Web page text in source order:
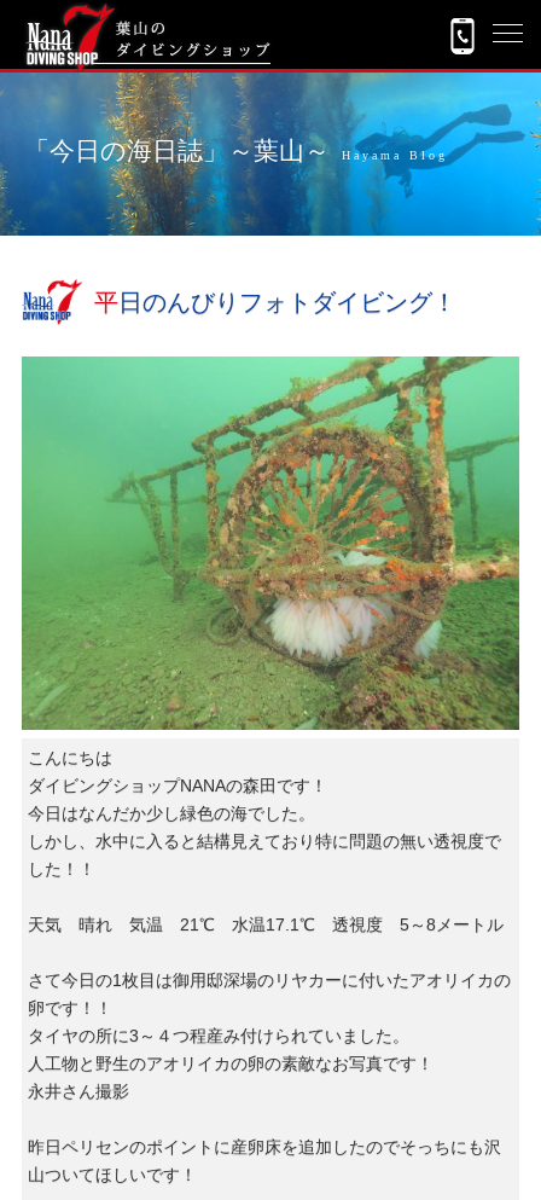
「今日の海日誌」～葉山～ Hayama Blog
平日のんびりフォトダイビング！
こんにちは
ダイビングショップNANAの森田です！
今日はなんだか少し緑色の海でした。
しかし、水中に入ると結構見えており特に問題の無い透視度で
した！！
天気 晴れ 気温 21℃ 水温17.1℃ 透視度 5～8メートル
さて今日の1枚目は御用邸深場のリヤカーに付いたアオリイカの
卵です！！
タイヤの所に3～４つ程産み付けられていました。
人工物と野生のアオリイカの卵の素敵なお写真です！
永井さん撮影
昨日ペリセンのポイントに産卵床を追加したのでそっちにも沢
山ついてほしいです！